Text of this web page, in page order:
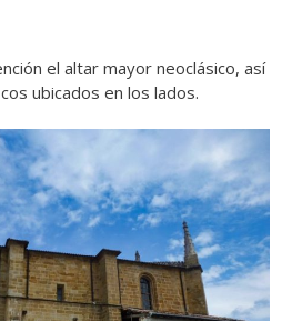
el altar mayor neoclásico, así
ubicados en los lados.